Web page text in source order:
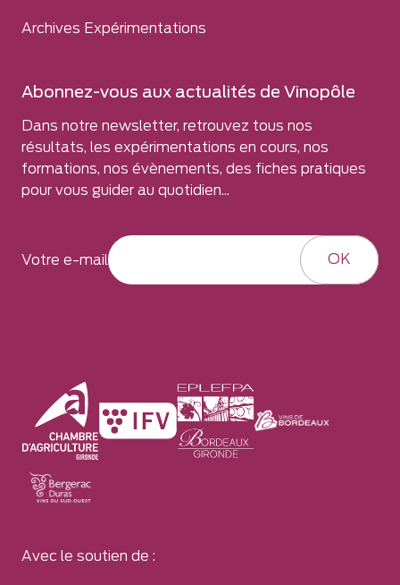
Archives Expérimentations
Abonnez-vous aux actualités de Vinopôle
Dans notre newsletter, retrouvez tous nos
résultats, les expérimentations en cours, nos
formations, nos évènements, des fiches pratiques
pour vous guider au quotidien...
Votre e-mail OK
Avec le soutien de :